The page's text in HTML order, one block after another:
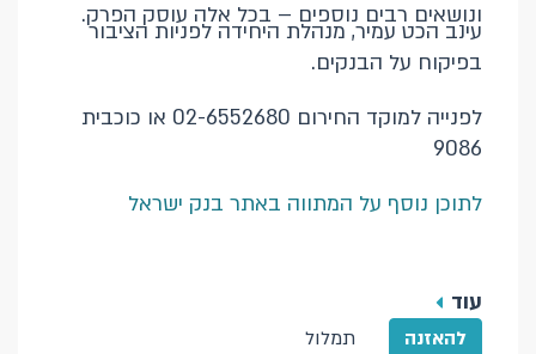
ונושאים רבים נוספים – בכל אלה עוסק הפרק.
עינב הכט עמיר, מנהלת היחידה לפניות הציבור
בפיקוח על הבנקים.
לפנייה למוקד החירום 02-6552680 או כוכבית
9086
לתוכן נוסף על המתווה באתר בנק ישראל
עוד
להאזנה תמלול